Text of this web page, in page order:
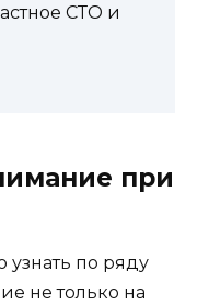
СТО и
при
по ряду
не только на